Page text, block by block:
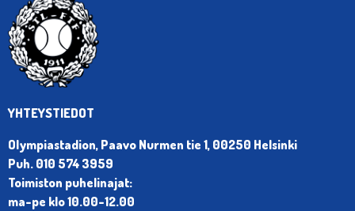
YHTEYSTIEDOT
Olympiastadion, Paavo Nurmen tie 1, 00250 Helsinki
Puh. 010 574 3959
Toimiston puhelinajat:
ma-pe klo 10.00-12.00